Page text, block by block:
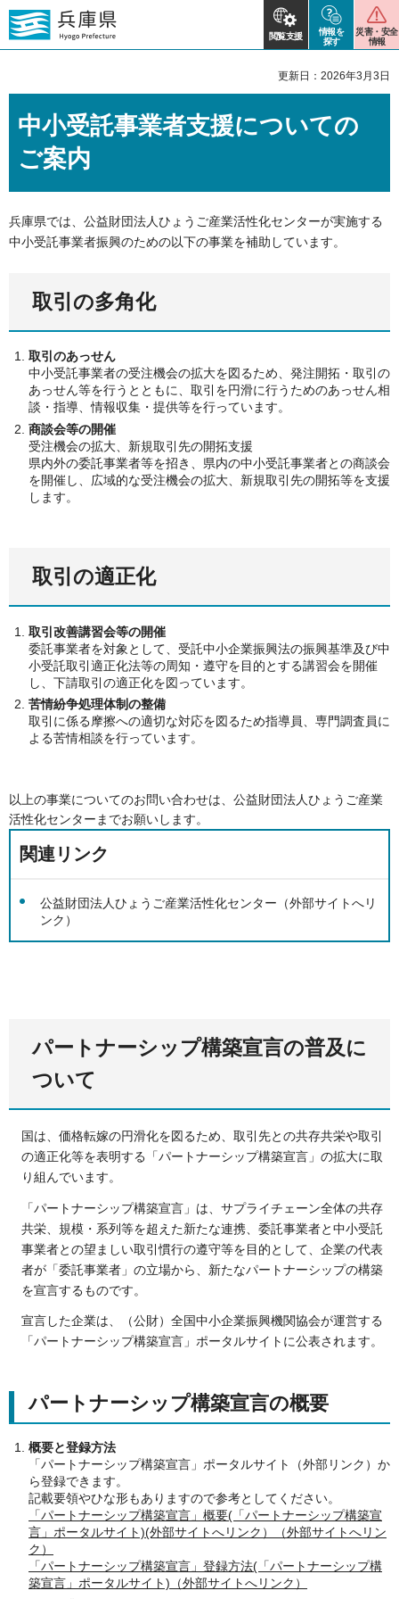
閲覧支援
情報を
探す
災害・安全
情報
更新日：2026年3月3日
中小受託事業者支援についての
ご案内
兵庫県では、公益財団法人ひょうご産業活性化センターが実施する
中小受託事業者振興のための以下の事業を補助しています。
取引の多角化
取引のあっせん
中小受託事業者の受注機会の拡大を図るため、発注開拓・取引の
あっせん等を行うとともに、取引を円滑に行うためのあっせん相
談・指導、情報収集・提供等を行っています。
商談会等の開催
受注機会の拡大、新規取引先の開拓支援
県内外の委託事業者等を招き、県内の中小受託事業者との商談会
を開催し、広域的な受注機会の拡大、新規取引先の開拓等を支援
します。
取引の適正化
取引改善講習会等の開催
委託事業者を対象として、受託中小企業振興法の振興基準及び中
小受託取引適正化法等の周知・遵守を目的とする講習会を開催
し、下請取引の適正化を図っています。
苦情紛争処理体制の整備
取引に係る摩擦への適切な対応を図るため指導員、専門調査員に
よる苦情相談を行っています。
以上の事業についてのお問い合わせは、公益財団法人ひょうご産業
活性化センターまでお願いします。
関連リンク
公益財団法人ひょうご産業活性化センター（外部サイトへリ
ンク）
パートナーシップ構築宣言の普及に
ついて
国は、価格転嫁の円滑化を図るため、取引先との共存共栄や取引
の適正化等を表明する「パートナーシップ構築宣言」の拡大に取
り組んでいます。
「パートナーシップ構築宣言」は、サプライチェーン全体の共存
共栄、規模・系列等を超えた新たな連携、委託事業者と中小受託
事業者との望ましい取引慣行の遵守等を目的として、企業の代表
者が「委託事業者」の立場から、新たなパートナーシップの構築
を宣言するものです。
宣言した企業は、（公財）全国中小企業振興機関協会が運営する
「パートナーシップ構築宣言」ポータルサイトに公表されます。
パートナーシップ構築宣言の概要
概要と登録方法
「パートナーシップ構築宣言」ポータルサイト（外部リンク）か
ら登録できます。
記載要領やひな形もありますので参考としてください。
「パートナーシップ構築宣言」概要(「パートナーシップ構築宣
言」ポータルサイト)(外部サイトへリンク）（外部サイトへリン
ク）
「パートナーシップ構築宣言」登録方法(「パートナーシップ構
築宣言」ポータルサイト)（外部サイトへリンク）